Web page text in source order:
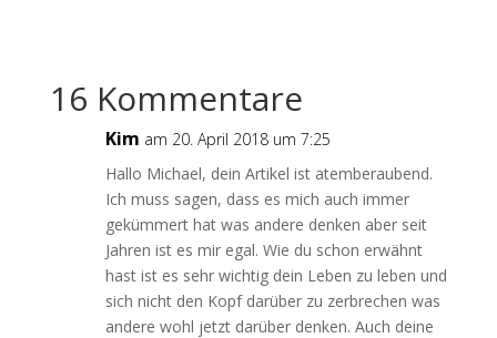
16 Kommentare
Kim am 20. April 2018 um 7:25
Hallo Michael, dein Artikel ist atemberaubend.
Ich muss sagen, dass es mich auch immer
gekümmert hat was andere denken aber seit
Jahren ist es mir egal. Wie du schon erwähnt
hast ist es sehr wichtig dein Leben zu leben und
sich nicht den Kopf darüber zu zerbrechen was
andere wohl jetzt darüber denken. Auch deine